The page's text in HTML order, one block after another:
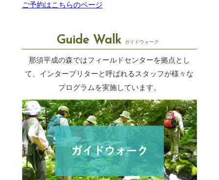
ご予約はこちらのページ
Guide Walk ガイドウォーク
那須平成の森ではフィールドセンターを拠点とし
て、インタープリターと呼ばれるスタッフが様々な
プログラムを実施しています。